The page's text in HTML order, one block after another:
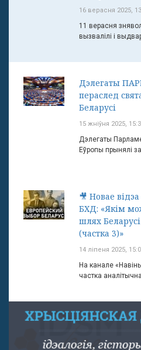
16 верасня 2025,
11 верасня
вызвалілі і
Дэлегаты
пераслед
Беларусі
15 жніўня 2025,
Дэлегаты
Еўропы прынялі
🎥 Новае
БХД: «Якім
шлях
(частка 3)»
14 ліпеня 2025,
На канале
частка